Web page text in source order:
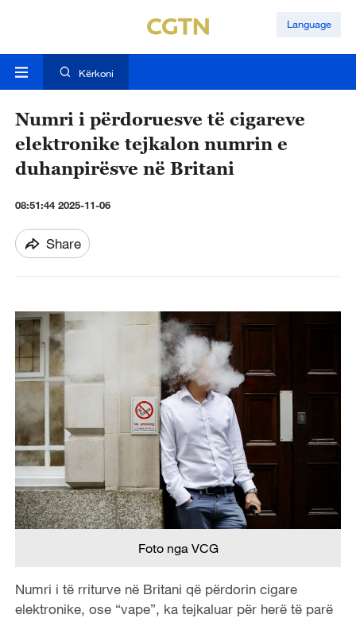
Language
Kërkoni
Numri i përdoruesve të cigareve
elektronike tejkalon numrin e
duhanpirësve në Britani
08:51:44 2025-11-06
Share
Foto nga VCG
Numri i të rriturve në Britani që përdorin cigare
elektronike, ose “vape”, ka tejkaluar për herë të parë